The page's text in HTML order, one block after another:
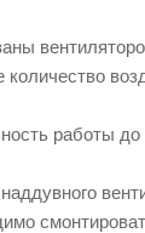
работы